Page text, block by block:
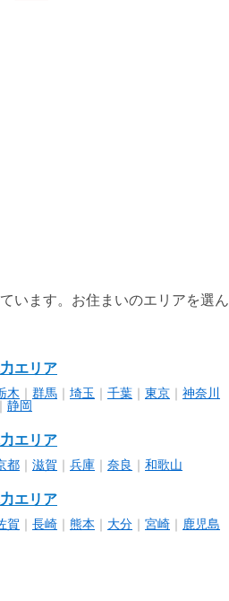
います。お住まいのエリアを選ん
エリア
木 群馬 埼玉 千葉 東京
神奈川
静岡
エリア
都 滋賀 兵庫 奈良 和歌山
エリア
賀 長崎 熊本 大分 宮崎 鹿児島